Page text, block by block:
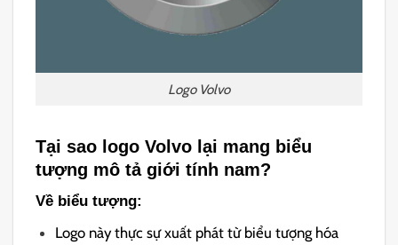
Logo Volvo
Tại sao logo Volvo lại mang biểu
tượng mô tả giới tính nam?
Về biểu tượng:
Logo này thực sự xuất phát từ biểu tượng hóa